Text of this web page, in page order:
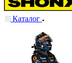
Каталог